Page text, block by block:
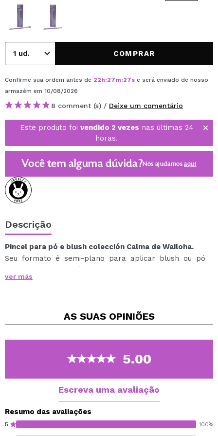
COMPRAR
Confirme sua ordem antes de 22h:27m:27s e será enviado de nosso
armazém em 10/08/2026
8 comment (s) / Deixe um comentário
Este produto foi vendido 2 vezes nas últimas 24
horas.
Você tem alguma dúvida?Nós ajudamosaqui
Descrição
Pincel para pó e blush colección Calma de Wailoha.
Seu formato é semi-plano para aplicar blush ou pó
para selar a superfície maior ou para usar a “lateral”
para bronzer ou contorno.
Você pode pegar mais ou menos quantidade de produto
ver más
AS SUAS OPINIÕES
5.00
Escreva uma avaliação
Resumo das avaliações
5 100%